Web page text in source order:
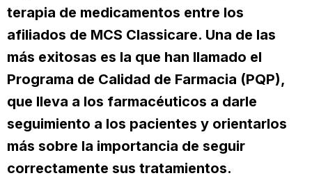
terapia de medicamentos entre los
afiliados de MCS Classicare. Una de las
más exitosas es la que han llamado el
Programa de Calidad de Farmacia (PQP),
que lleva a los farmacéuticos a darle
seguimiento a los pacientes y orientarlos
más sobre la importancia de seguir
correctamente sus tratamientos.